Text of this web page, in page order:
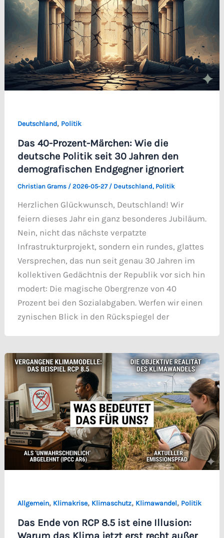
Deutschland, Politik
Das 40-Prozent-Märchen: Wie die
deutsche Politik seit 30 Jahren den
demografischen Endgegner ignoriert
Christian Grams / 2026-05-27 / Deutschland, Politik
Herzlichen Glückwunsch, Deutschland! Wir
feiern dieses Jahr ein ganz besonderes Jubiläum.
Nein, nicht das nächste verpatzte
Infrastrukturprojekt, sondern ein rundes, glattes
Versprechen, das nun seit genau 30 Jahren im
kollektiven Gedächtnis der Republik vor sich hin
modert: Die magische Obergrenze von 40
Prozent bei den Sozialabgaben. Werfen wir einen
zynischen Blick in den Rückspiegel der
Allgemein, Klimakrise, Klimaschutz, Klimawandel, Politik
Das Ende von RCP 8.5 ist eine Illusion: